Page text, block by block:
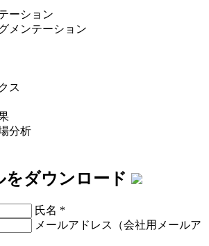
ーション
メンテーション
ス
分析
をダウンロード
氏名 *
メールアドレス（会社用メールア